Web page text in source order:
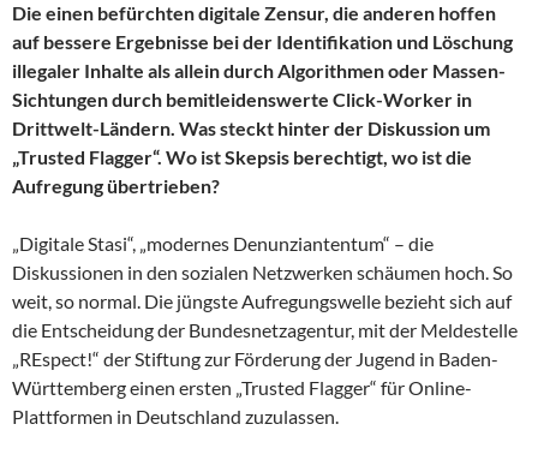
Die einen befürchten digitale Zensur, die anderen hoffen
auf bessere Ergebnisse bei der Identifikation und Löschung
illegaler Inhalte als allein durch Algorithmen oder Massen-
Sichtungen durch bemitleidenswerte Click-Worker in
Drittwelt-Ländern. Was steckt hinter der Diskussion um
„Trusted Flagger“. Wo ist Skepsis berechtigt, wo ist die
Aufregung übertrieben?
„Digitale Stasi“, „modernes Denunziantentum“ – die
Diskussionen in den sozialen Netzwerken schäumen hoch. So
weit, so normal. Die jüngste Aufregungswelle bezieht sich auf
die Entscheidung der Bundesnetzagentur, mit der Meldestelle
„REspect!“ der Stiftung zur Förderung der Jugend in Baden-
Württemberg einen ersten „Trusted Flagger“ für Online-
Plattformen in Deutschland zuzulassen.